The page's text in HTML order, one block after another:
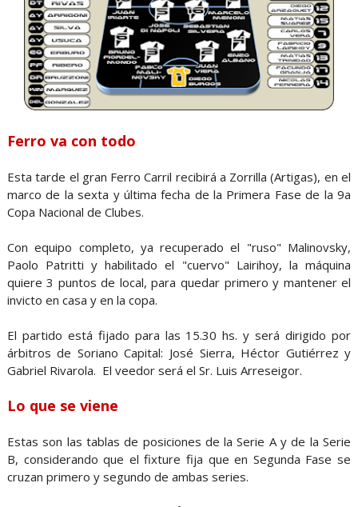
Ferro va con todo
Esta tarde el gran Ferro Carril recibirá a Zorrilla (Artigas), en el
marco de la sexta y última fecha de la Primera Fase de la 9a
Copa Nacional de Clubes.
Con equipo completo, ya recuperado el "ruso" Malinovsky,
Paolo Patritti y habilitado el "cuervo" Lairihoy, la máquina
quiere 3 puntos de local, para quedar primero y mantener el
invicto en casa y en la copa.
El partido está fijado para las 15.30 hs. y será dirigido por
árbitros de Soriano Capital: José Sierra, Héctor Gutiérrez y
Gabriel Rivarola. El veedor será el Sr. Luis Arreseigor.
Lo que se viene
Estas son las tablas de posiciones de la Serie A y de la Serie
B, considerando que el fixture fija que en Segunda Fase se
cruzan primero y segundo de ambas series.